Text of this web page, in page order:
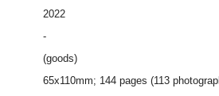
2022
-
(goods)
65x110mm; 144 pages (113